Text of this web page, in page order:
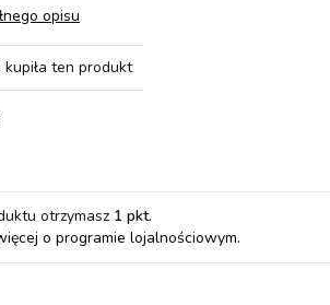
opisu
kupiła ten produkt
otrzymasz 1 pkt.
o programie lojalnościowym.